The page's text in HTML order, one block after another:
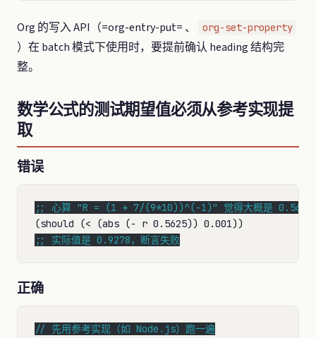
Org 的写入 API（=org-entry-put= 、 org-set-property
）在 batch 模式下使用时，要提前确认 heading 结构完
整。
数学公式的测试期望值必须从参考实现提
取
错误
;;
;; 实际值是 0.9278，断言失败
正确
//